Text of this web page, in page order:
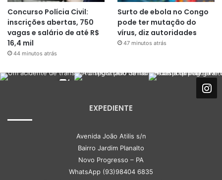
Concurso Polícia Civil:
inscrições abertas, 750
vagas e salário de até R$
16,4 mil
44 minutos atrás
Surto de ebola no Congo
pode ter mutação do
vírus, diz autoridades
47 minutos atrás
EXPEDIENTE
Avenida João Atilis s/n
Bairro Jardim Planalto
Novo Progresso – PA
WhatsApp (93)98404 6835